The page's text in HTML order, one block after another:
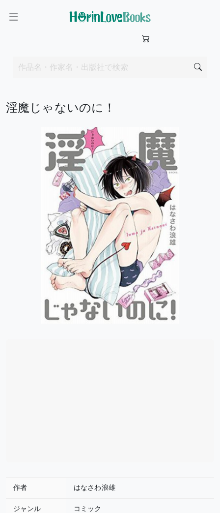
淫魔じゃないのに！
作者 はなさわ浪雄
ジャンル コミック